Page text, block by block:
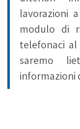
lavorazioni
modulo di
telefonaci
saremo
informazioni